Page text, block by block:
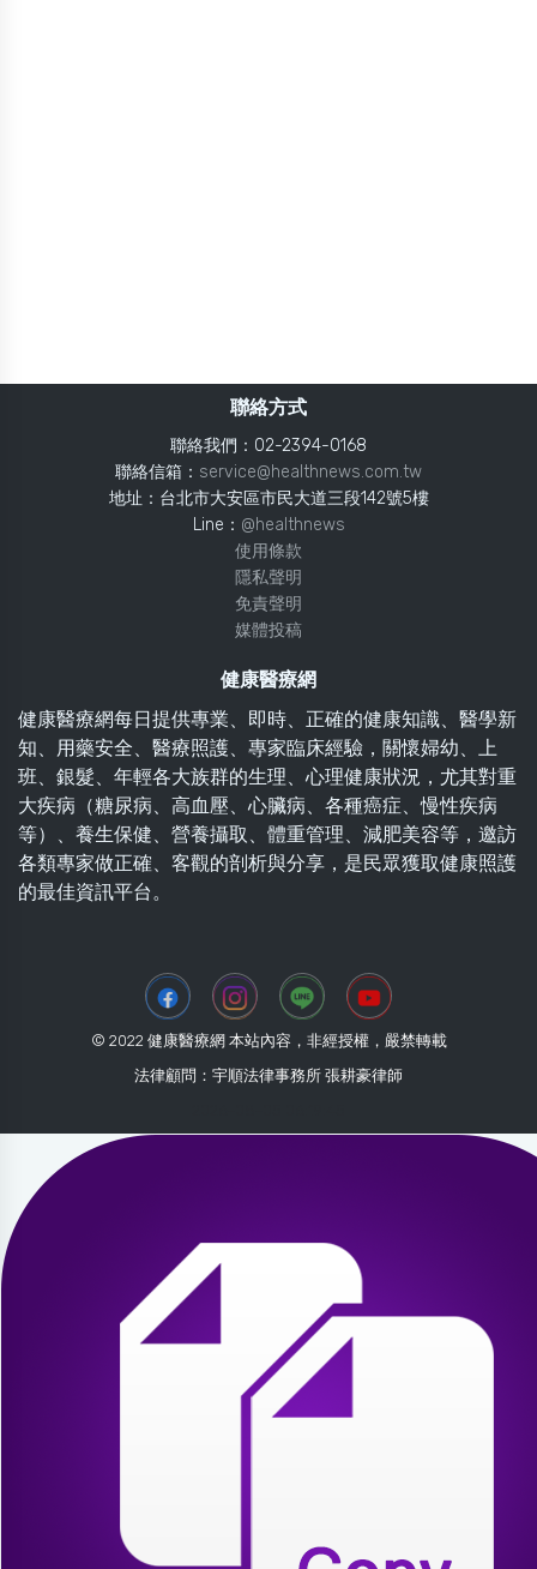
聯絡方式
聯絡我們：02-2394-0168
聯絡信箱： service@healthnews.com.tw
地址：台北市大安區市民大道三段142號5樓
Line： @healthnews
使用條款
隱私聲明
免責聲明
媒體投稿
健康醫療網
健康醫療網每日提供專業、即時、正確的健康知識、醫學新
知、用藥安全、醫療照護、專家臨床經驗，關懷婦幼、上
班、銀髮、年輕各大族群的生理、心理健康狀況，尤其對重
大疾病（糖尿病、高血壓、心臟病、各種癌症、慢性疾病
等）、養生保健、營養攝取、體重管理、減肥美容等，邀訪
各類專家做正確、客觀的剖析與分享，是民眾獲取健康照護
的最佳資訊平台。
© 2022 健康醫療網 本站內容，非經授權，嚴禁轉載
法律顧問：宇順法律事務所 張耕豪律師